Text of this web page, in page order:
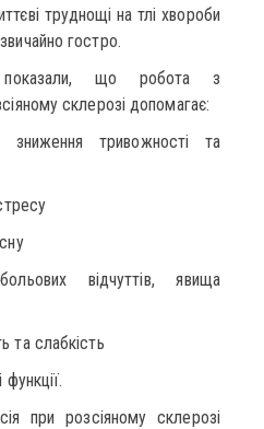
труднощі на тлі хвороби
гостро.
що робота з
склерозі допомагає:
зниження тривожності та
відчуттів, явища
та слабкість
функції.
при розсіяному склерозі